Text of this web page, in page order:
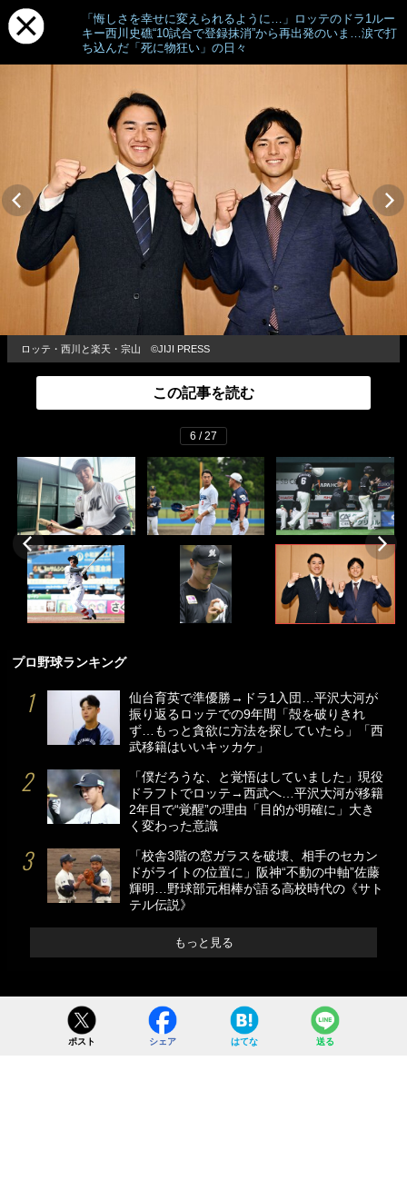
「悔しさを幸せに変えられるように…」ロッテのドラ1ルー
キー西川史礁“10試合で登録抹消”から再出発のいま…涙で打
ち込んだ「死に物狂い」の日々
ロッテ・西川と楽天・宗山 ©︎JIJI PRESS
この記事を読む
6 / 27
プロ野球ランキング
仙台育英で準優勝→ドラ1入団…平沢大河が
振り返るロッテでの9年間「殻を破りきれ
ず…もっと貪欲に方法を探していたら」「西
武移籍はいいキッカケ」
「僕だろうな、と覚悟はしていました」現役
ドラフトでロッテ→西武へ…平沢大河が移籍
2年目で“覚醒”の理由「目的が明確に」大き
く変わった意識
「校舎3階の窓ガラスを破壊、相手のセカン
ドがライトの位置に」阪神“不動の中軸”佐藤
輝明…野球部元相棒が語る高校時代の《サト
テル伝説》
もっと見る
ポスト シェア はてな 送る